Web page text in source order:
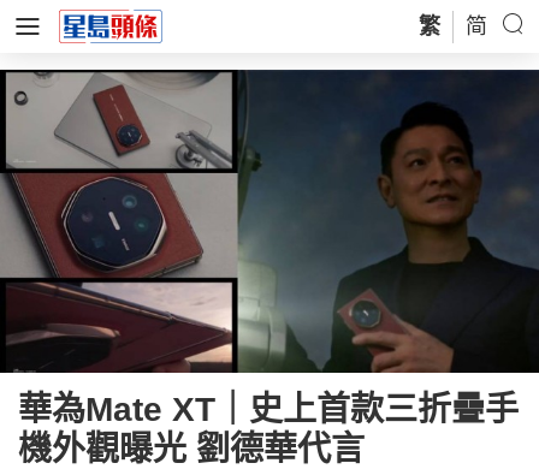
繁 简
華為Mate XT｜史上首款三折疊手
機外觀曝光 劉德華代言